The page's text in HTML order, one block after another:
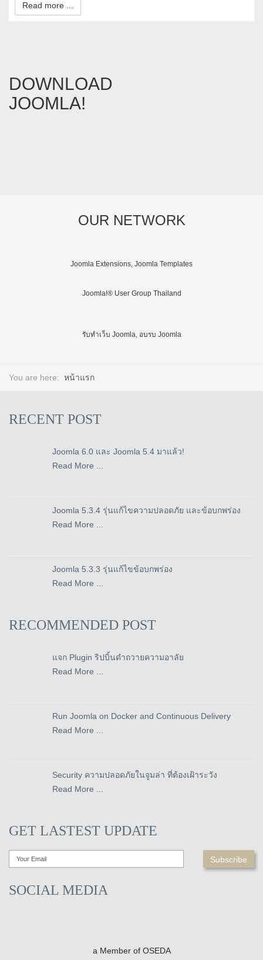
Read more ...
DOWNLOAD
JOOMLA!
OUR NETWORK
Joomla Extensions, Joomla Templates
Joomla!® User Group Thailand
รับทำเว็บ Joomla, อบรบ Joomla
You are here: หน้าแรก
RECENT POST
Joomla 6.0 และ Joomla 5.4 มาแล้ว!
Read More ...
Joomla 5.3.4 รุ่นแก้ไขความปลอดภัย และข้อบกพร่อง
Read More ...
Joomla 5.3.3 รุ่นแก้ไขข้อบกพร่อง
Read More ...
RECOMMENDED POST
แจก Plugin ริปบิ้นดำถวายความอาลัย
Read More ...
Run Joomla on Docker and Continuous Delivery
Read More ...
Security ความปลอดภัยในจูมล่า ที่ต้องเฝ้าระวัง
Read More ...
GET LASTEST UPDATE
SOCIAL MEDIA
a Member of OSEDA